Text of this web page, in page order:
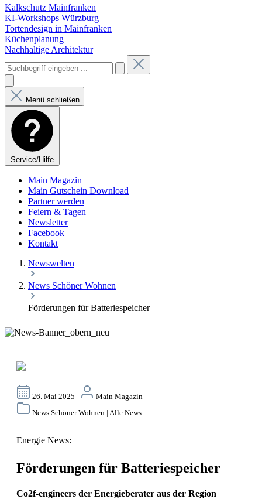
Kalkschutz Mainfranken
KI-Workshops Würzburg
Tortendesign in Mainfranken
Küchenplanung
Nachhaltige Architektur
Menü schließen
Service/Hilfe
Main Magazin
Main Gutschein Download
Partner werden
Feiern & Tagen
Newsletter
Facebook
Kontakt
Newswelten
News Schöner Wohnen
Förderungen für Batteriespeicher
26. Mai 2025
Main Magazin
News Schöner Wohnen | Alle News
Energie News:
Förderungen für Batteriespeicher
Co2f-engineers der Energieberater aus der Region